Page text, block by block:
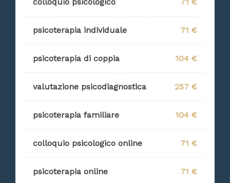
colloquio psicologico 71 €
psicoterapia individuale 71 €
psicoterapia di coppia 104 €
valutazione psicodiagnostica 257 €
psicoterapia familiare 104 €
colloquio psicologico online 71 €
psicoterapia online 71 €